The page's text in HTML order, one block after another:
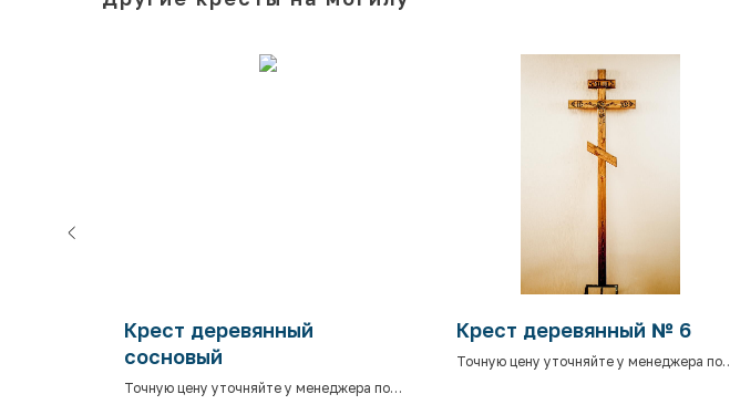
Крест деревянный
сосновый
Точную цену уточняйте у менеджера по
Крест деревянный № 6
Точную цену уточняйте у менеджера по